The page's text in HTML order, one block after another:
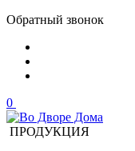
Обратный звонок
0
ПРОДУКЦИЯ